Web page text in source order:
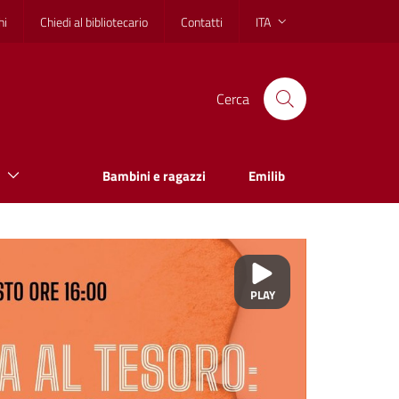
Chiedi al bibliotecario Contatti ITA
Cerca
Bambini e ragazzi Emilib
PLAY